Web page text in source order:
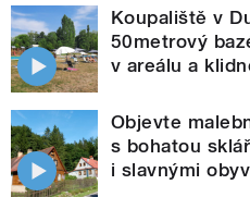
Koupaliště v
50metrový
v areálu a
Objevte
s bohatou
i slavnými